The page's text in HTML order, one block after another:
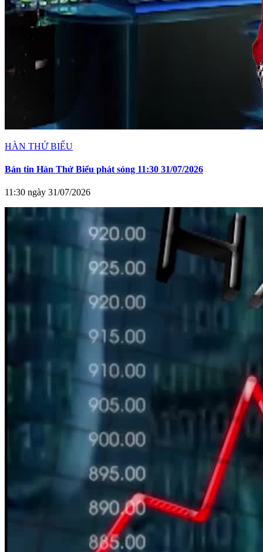
HÀN THỬ BIỂU
Bản tin Hàn Thử Biểu phát sóng 11:30 31/07/2026
11:30 ngày 31/07/2026